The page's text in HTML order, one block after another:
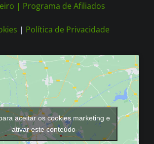
| Programa de Afiliados
| Política de Privacidade
aceitar os cookies marketing e
ativar este conteúdo